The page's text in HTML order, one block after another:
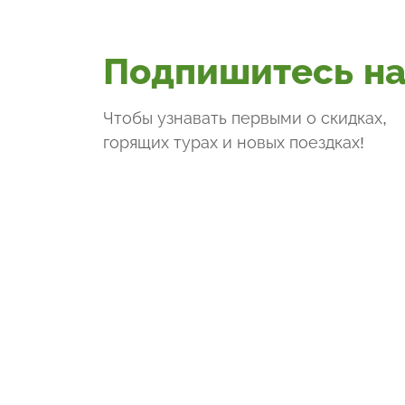
Подпишитесь
Чтобы узнавать первыми о скидках,
горящих турах и новых поездках!